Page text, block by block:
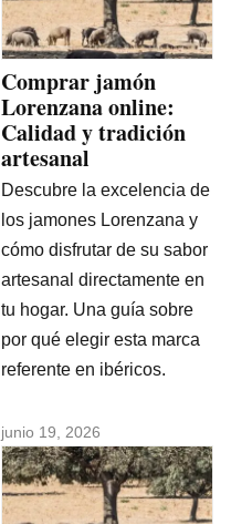
Comprar jamón
Lorenzana online:
Calidad y tradición
artesanal
Descubre la excelencia de
los jamones Lorenzana y
cómo disfrutar de su sabor
artesanal directamente en
tu hogar. Una guía sobre
por qué elegir esta marca
referente en ibéricos.
junio 19, 2026